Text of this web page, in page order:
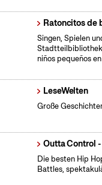
Ratoncitos de
Singen, Spielen
Stadtteilbibliothek
niños pequeños
LeseWelten
Große
Outta Control
Die besten Hip
Battles,